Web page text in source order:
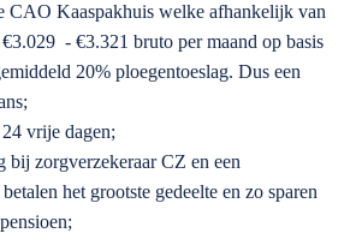
CAO Kaaspakhuis welke afhankelijk van
- €3.321 bruto per maand op basis
20% ploegentoeslag. Dus een
vrije dagen;
bij zorgverzekeraar CZ en een
het grootste gedeelte en zo sparen